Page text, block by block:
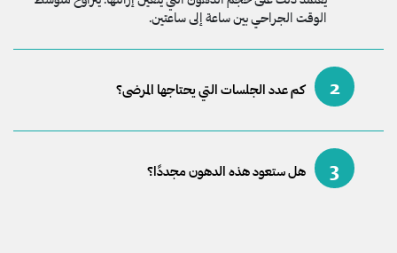
الوقت الجراحي بين ساعة إلى ساعتين.
2 كم عدد الجلسات التي يحتاجها المرضى؟
3 هل ستعود هذه الدهون مجددًا؟